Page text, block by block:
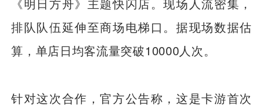
排队队伍延伸至商场电梯口。据现场数据估
算，单店日均客流量突破10000人次。
针对这次合作，官方公告称，这是卡游首次